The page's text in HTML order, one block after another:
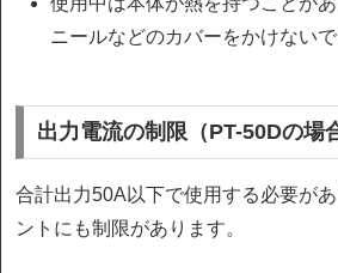
ニールなどのカバーをかけないで
出力電流の制限（PT-50Dの場
合計出力50A以下で使用する必要が
ントにも制限があります。